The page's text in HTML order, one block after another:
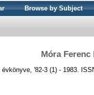
Browse by Subject
Móra Ferenc
'82-3 (1) - 1983.